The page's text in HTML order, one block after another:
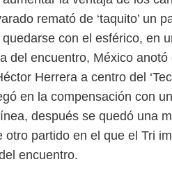
remató de ‘taquito’ un
con el esférico, en
del encuentro, México
Herrera a centro del
en la compensación con
después se quedó una
otro partido en el que el Tri
encuentro.